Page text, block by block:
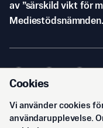
av ”särskild vikt för
Mediestödsnämnden.
© Svenska Epoch Times
Cookies
Vi använder cookies
användarupplevelse.